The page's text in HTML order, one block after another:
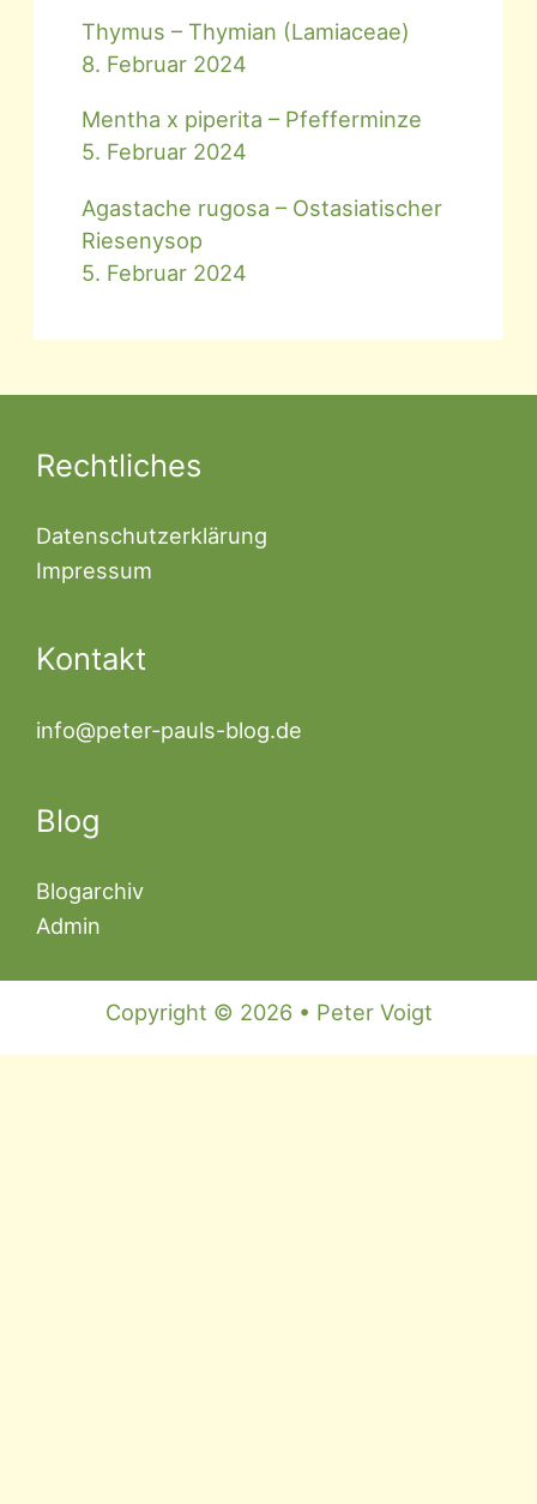
Thymus – Thymian (Lamiaceae)
8. Februar 2024
Mentha x piperita – Pfefferminze
5. Februar 2024
Agastache rugosa – Ostasiatischer
Riesenysop
5. Februar 2024
Rechtliches
Datenschutzerklärung
Impressum
Kontakt
info@peter-pauls-blog.de
Blog
Blogarchiv
Admin
Copyright © 2026 • Peter Voigt